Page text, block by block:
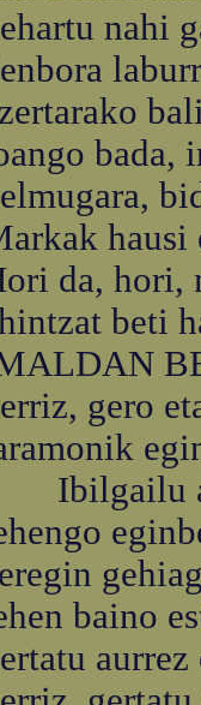
nahi
bada,
hausi
da, hori,
beti
gero
Ibilgailu
baino